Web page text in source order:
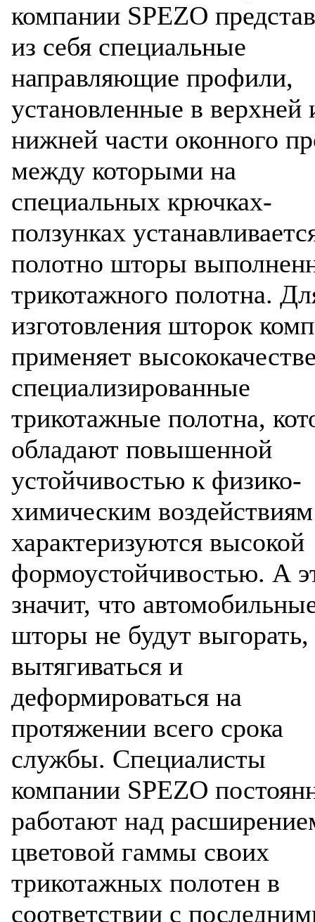
компании SPEZO
из себя специальные
направляющие профили,
установленные в верхней
нижней части оконного
между которыми на
специальных крючках-
ползунках
полотно шторы
трикотажного полотна.
изготовления шторок
применяет
специализированные
трикотажные полотна,
обладают повышенной
устойчивостью к физико-
химическим
характеризуются высокой
формоустойчивостью. А
значит, что
шторы не будут выгорать,
вытягиваться и
деформироваться на
протяжении всего срока
службы. Специалисты
компании SPEZO
работают над
цветовой гаммы своих
трикотажных полотен в
соответствии с